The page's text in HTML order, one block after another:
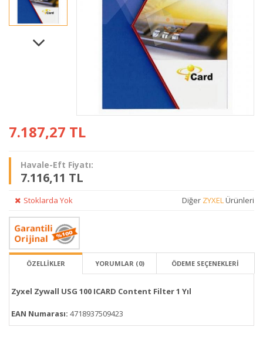
7.187,27 TL
Havale-Eft Fiyatı:
7.116,11 TL
Stoklarda Yok Diğer ZYXELÜrünleri
ÖZELLİKLER YORUMLAR (0) ÖDEME SEÇENEKLERI
Zyxel Zywall USG 100 ICARD Content Filter 1 Yıl
EAN Numarası: 4718937509423